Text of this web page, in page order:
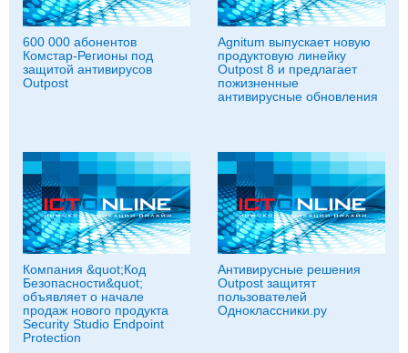
600 000 абонентов
Комстар-Регионы под
защитой антивирусов
Outpost
Agnitum выпускает новую
продуктовую линейку
Outpost 8 и предлагает
пожизненные
антивирусные обновления
Компания &quot;Код
Безопасности&quot;
объявляет о начале
продаж нового продукта
Security Studio Endpoint
Protection
Антивирусные решения
Outpost защитят
пользователей
Одноклассники.ру